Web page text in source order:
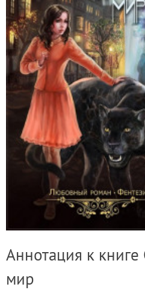
Аннотация к
мир